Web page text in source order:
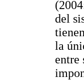
del
la
entre